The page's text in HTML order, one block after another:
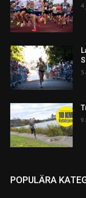
4
5
9
POPULÄRA